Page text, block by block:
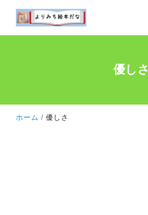
優しさ
ホーム 優しさ